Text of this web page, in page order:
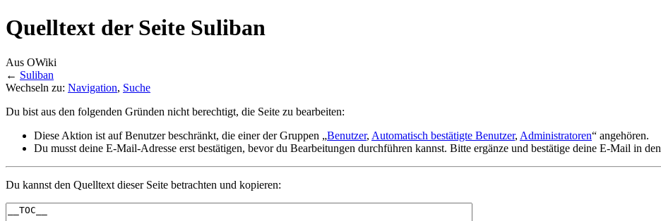
Quelltext der Seite Suliban
Aus OWiki
← Suliban
Wechseln zu: Navigation, Suche
Du bist aus den folgenden Gründen nicht berechtigt, die Seite zu bearbeiten:
Diese Aktion ist auf Benutzer beschränkt, die einer der Gruppen „Benutzer, Automatisch bestätigte Benutzer, Administratoren“ angehören.
Du musst deine E-Mail-Adresse erst bestätigen, bevor du Bearbeitungen durchführen kannst. Bitte ergänze und bestätige deine E-Mail in den
Du kannst den Quelltext dieser Seite betrachten und kopieren: